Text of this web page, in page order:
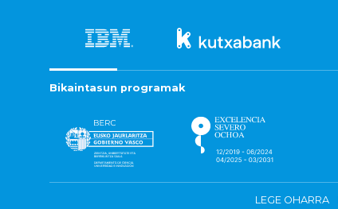
Bikaintasun programak
LEGE OHARRA